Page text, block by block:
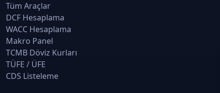
Tüm Araçlar
DCF Hesaplama
WACC Hesaplama
Makro Panel
TCMB Döviz Kurları
TÜFE / ÜFE
CDS Listeleme